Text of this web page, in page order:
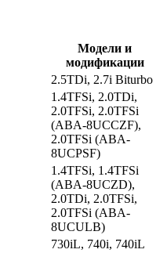
Модели и
модификации
2.5TDi, 2.7i Biturbo
1.4TFSi, 2.0TDi,
2.0TFSi, 2.0TFSi
(ABA-8UCCZF),
2.0TFSi (ABA-
8UCPSF)
1.4TFSi, 1.4TFSi
(ABA-8UCZD),
2.0TDi, 2.0TFSi,
2.0TFSi (ABA-
8UCULB)
730iL, 740i, 740iL